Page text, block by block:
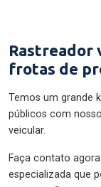
Rastreador
frotas de
Temos um grande
públicos com
veicular.
Faça contato
especializada que